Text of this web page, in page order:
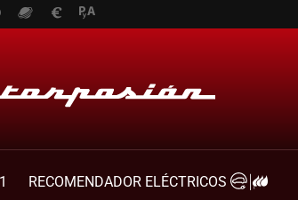
RECOMENDADOR ELÉCTRICOS